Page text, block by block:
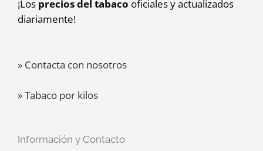
¡Los precios del tabaco oficiales y actualizados
diariamente!
» Contacta con nosotros
» Tabaco por kilos
Información y Contacto